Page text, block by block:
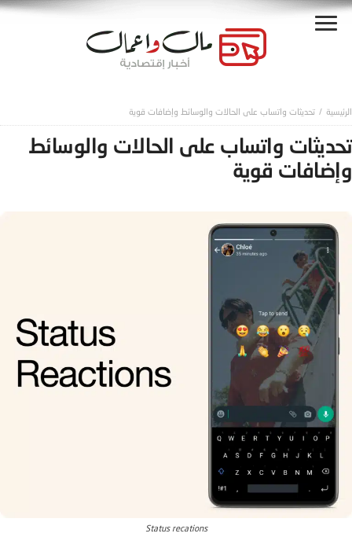
تحديثات واتساب على الحالات والوسائط وإضافات قوية
تحديثات واتساب على الحالات والوسائط
وإضافات قوية
Status recations